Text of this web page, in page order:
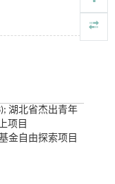
湖北省杰出青年
项目
金自由探索项目